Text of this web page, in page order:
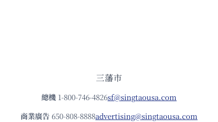
三藩市
總機 1-800-746-4826sf@singtaousa.com
商業廣告 650-808-8888advertising@singtaousa.com